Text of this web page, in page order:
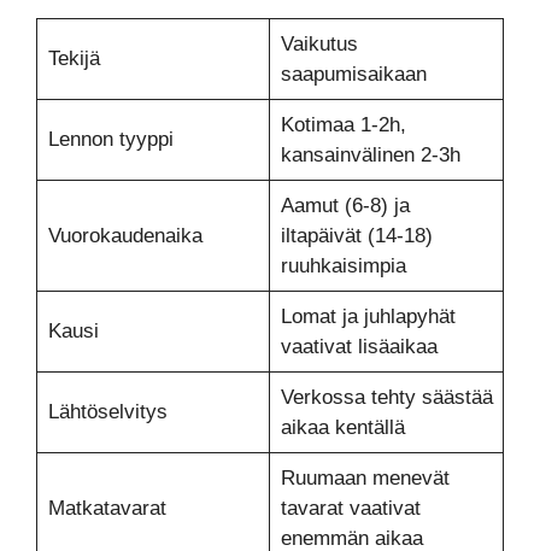
Tekijä
Vaikutus
saapumisaikaan
Lennon tyyppi
Kotimaa 1-2h,
kansainvälinen 2-3h
Vuorokaudenaika
Aamut (6-8) ja
iltapäivät (14-18)
ruuhkaisimpia
Kausi
Lomat ja juhlapyhät
vaativat lisäaikaa
Lähtöselvitys
Verkossa tehty säästää
aikaa kentällä
Matkatavarat
Ruumaan menevät
tavarat vaativat
enemmän aikaa